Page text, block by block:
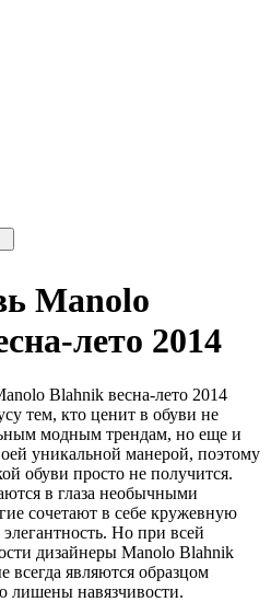
Manolo
лето 2014
Blahnik весна-лето 2014
тем, кто ценит в обуви не
модным трендам, но еще и
уникальной манерой, поэтому
обуви просто не получится.
в глаза необычными
сочетают в себе кружевную
Но при всей
дизайнеры Manolo Blahnik
всегда являются образцом
лишены навязчивости.